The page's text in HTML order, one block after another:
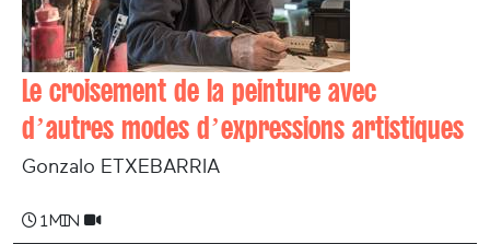
Le croisement de la peinture avec
d’autres modes d’expressions artistiques
Gonzalo ETXEBARRIA
1 min